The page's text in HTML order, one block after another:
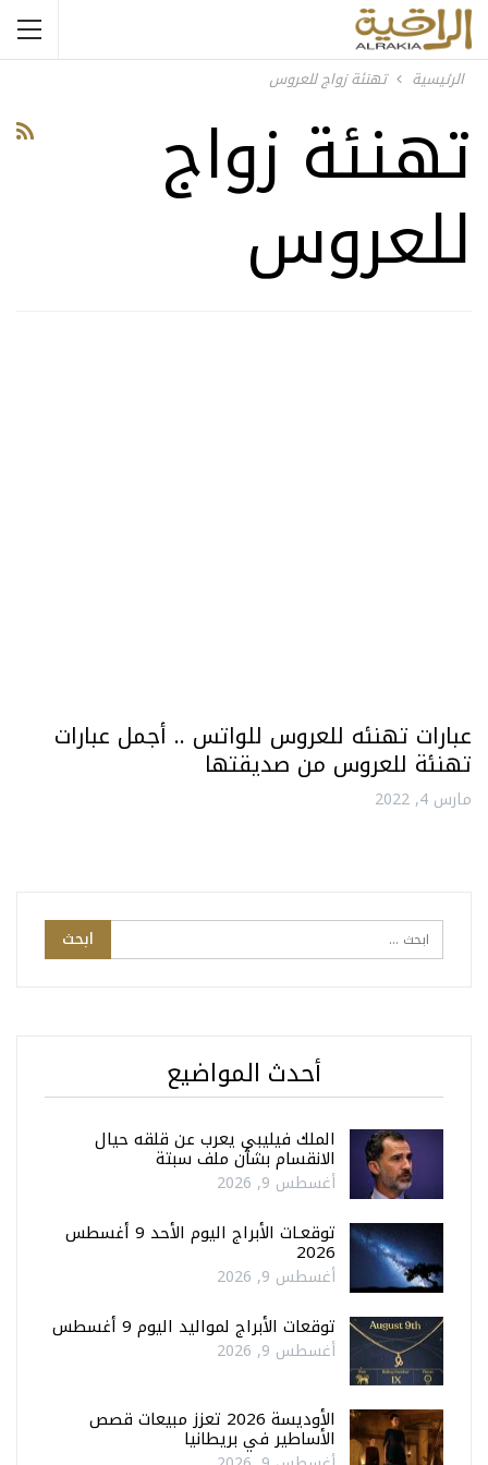
الرئيسية تهنئة زواج للعروس
تهنئة زواج
للعروس
عبارات تهنئه للعروس للواتس .. أجمل عبارات
تهنئة للعروس من صديقتها
مارس 4, 2022
أحدث المواضيع
الملك فيليبي يعرب عن قلقه حيال
الانقسام بشأن ملف سبتة
أغسطس 9, 2026
توقعـات الأبراج اليوم الأحد 9 أغسطس
2026
أغسطس 9, 2026
توقعات الأبراج لمواليد اليوم 9 أغسطس
أغسطس 9, 2026
الأوديسة 2026 تعزز مبيعات قصص
الأساطير في بريطانيا